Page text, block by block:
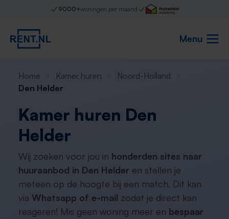
9000+woningen per maand
Menu
Home Kamer huren
Noord-Holland
Den Helder
Kamer huren Den
Helder
Wij zoeken voor jou in honderden sites naar
huuraanbod in Den Helder en stellen je
meteen op de hoogte bij een match. Dit kan
via Whatsapp of e-mail zodat je direct kan
reageren! Mis geen woning meer en bespaar